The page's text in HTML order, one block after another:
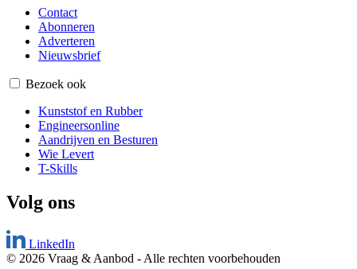
Contact
Abonneren
Adverteren
Nieuwsbrief
Bezoek ook
Kunststof en Rubber
Engineersonline
Aandrijven en Besturen
Wie Levert
T-Skills
Volg ons
LinkedIn
© 2026 Vraag & Aanbod - Alle rechten voorbehouden